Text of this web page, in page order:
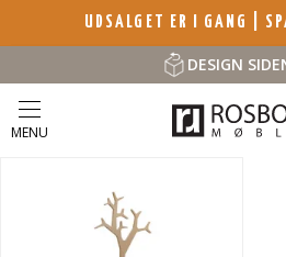
UDSALGET ER I GANG |
DESIGN
MENU